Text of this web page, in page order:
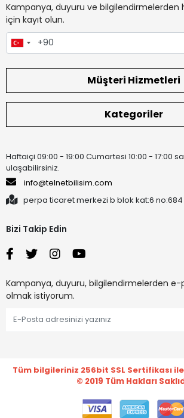
Kampanya, duyuru ve bilgilendirmelerden
için kayıt olun.
Müşteri Hizmetleri
Kategoriler
Haftaiçi 09:00 - 19:00 Cumartesi 10:00 - 17:00
ulaşabilirsiniz.
info@telnetbilisim.com
perpa ticaret merkezi b blok kat:6 no:684
Bizi Takip Edin
Kampanya, duyuru, bilgilendirmelerden
olmak istiyorum.
Tüm bilgileriniz 256bit SSL Sertifikası
© 2019 Tüm Hakları